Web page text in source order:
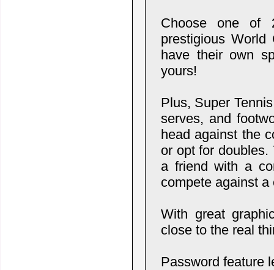
Choose one of
prestigious
have their own
yours!
Plus, Super
serves, and
head against the
or opt for
a friend with a
compete against a
With great
close to the real
Password feature